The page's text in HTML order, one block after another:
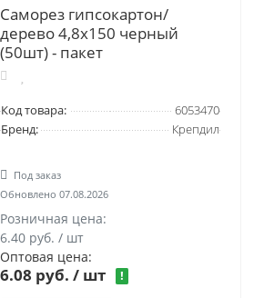
Саморез гипсокартон/
дерево 4,8х150 черный
(50шт) - пакет
Код товара:
6053470
Бренд:
Крепдил
Под заказ
Обновлено 07.08.2026
Розничная цена:
6.40 руб. / шт
Оптовая цена:
6.08 руб. / шт !